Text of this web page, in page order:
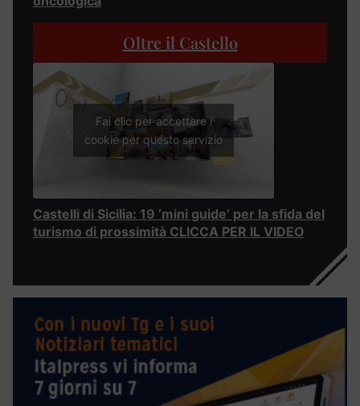
Oltre il Castello
Fai clic per accettare i
cookie per questo servizio
Castelli di Sicilia: 19 ‘mini guide’ per la sfida del
turismo di prossimità CLICCA PER IL VIDEO